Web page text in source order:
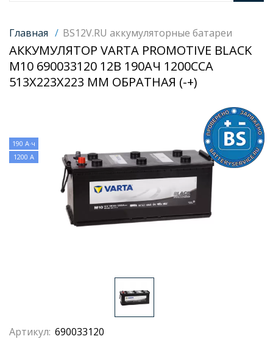
Главная / BS12V.RU аккумуляторные батареи
АККУМУЛЯТОР VARTA PROMOTIVE BLACK
M10 690033120 12В 190АЧ 1200CCA
513X223X223 ММ ОБРАТНАЯ (-+)
190 А·ч
1200 А
Артикул: 690033120